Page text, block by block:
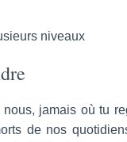
niveaux
jamais où tu
de nos